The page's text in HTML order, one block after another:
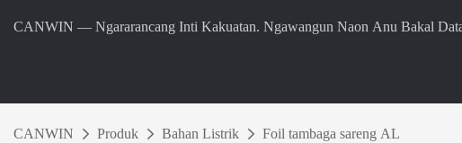
CANWIN — Ngararancang Inti Kakuatan. Ngawangun Naon Anu Bakal
CANWIN Produk Bahan Listrik Foil tambaga sareng AL